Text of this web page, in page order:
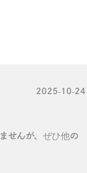
2025-10-24
せんが、ぜひ他の